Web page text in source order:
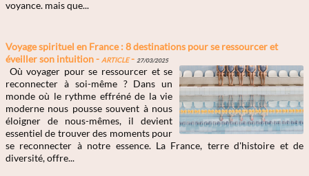
voyance. mais que...
Voyage spirituel en France : 8 destinations pour se ressourcer et
éveiller son intuition -Article- 27/03/2025
Où voyager pour se ressourcer et se
reconnecter à soi-même ? Dans un
monde où le rythme effréné de la vie
moderne nous pousse souvent à nous
éloigner de nous-mêmes, il devient
essentiel de trouver des moments pour
se reconnecter à notre essence. La France, terre d'histoire et de
diversité, offre...